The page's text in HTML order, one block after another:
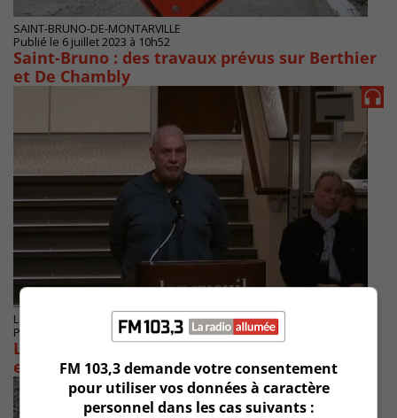
SAINT-BRUNO-DE-MONTARVILLE
Publié le 6 juillet 2023 à 10h52
Saint-Bruno : des travaux prévus sur Berthier
et De Chambly
LONGUEUIL
Publié le 16 novembre 2022 à 06h26
Les débordements d’eau dans des résidences
exaspèrent les Longueuillois
FM 103,3 demande votre consentement
pour utiliser vos données à caractère
personnel dans les cas suivants :